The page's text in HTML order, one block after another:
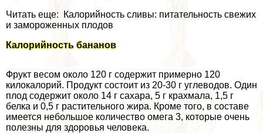
Читать еще: Калорийность сливы: питательность свежих
и замороженных плодов
Калорийность бананов
Фрукт весом около 120 г содержит примерно 120
килокалорий. Продукт состоит из 20-30 г углеводов. Один
плод содержит около 14 г сахара, 5 г крахмала, 1,5 г
белка и 0,5 г растительного жира. Кроме того, в составе
имеется небольшое количество омега 3, которые очень
полезны для здоровья человека.